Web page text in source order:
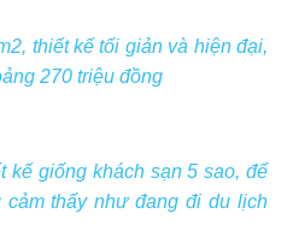
thiết kế tối giản và hiện đại,
270 triệu đồng
kế giống khách sạn 5 sao, để
thấy như đang đi du lịch